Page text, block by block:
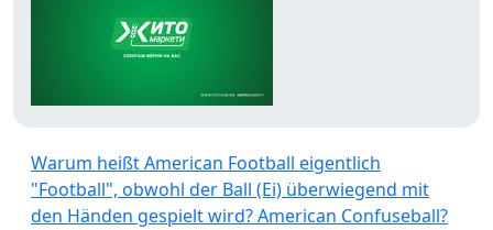
Warum heißt American Football eigentlich
"Football", obwohl der Ball (Ei) überwiegend mit
den Händen gespielt wird? American Confuseball?